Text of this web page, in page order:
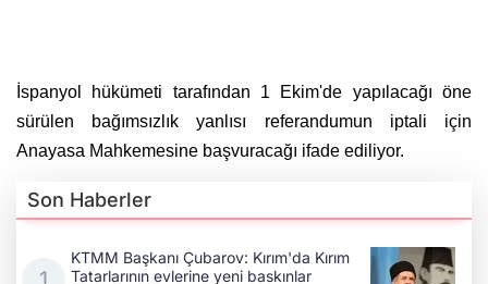
İspanyol hükümeti tarafından 1 Ekim'de yapılacağı öne
sürülen bağımsızlık yanlısı referandumun iptali için
Anayasa Mahkemesine başvuracağı ifade ediliyor.
Son Haberler
KTMM Başkanı Çubarov: Kırım'da Kırım
Tatarlarının evlerine yeni baskınlar